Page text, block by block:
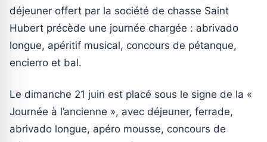
déjeuner offert par la société de chasse Saint
Hubert précède une journée chargée : abrivado
longue, apéritif musical, concours de pétanque,
encierro et bal.
Le dimanche 21 juin est placé sous le signe de la «
Journée à l’ancienne », avec déjeuner, ferrade,
abrivado longue, apéro mousse, concours de